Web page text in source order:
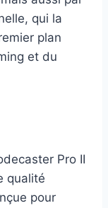
qui la
plan
et du
Pro II
qualité
pour